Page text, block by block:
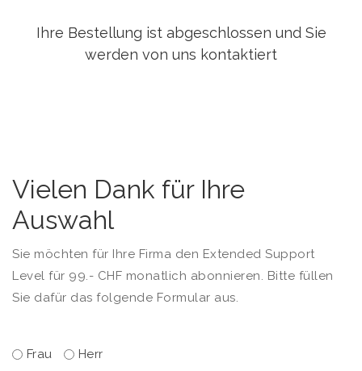
Ihre Bestellung ist abgeschlossen und Sie
werden von uns kontaktiert
Vielen Dank für Ihre
Auswahl
Sie möchten für Ihre Firma den Extended Support
Level für 99.- CHF monatlich abonnieren. Bitte füllen
Sie dafür das folgende Formular aus.
Frau Herr